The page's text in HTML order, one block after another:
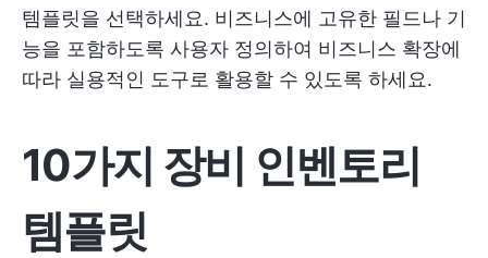
템플릿을 선택하세요. 비즈니스에 고유한 필드나 기
능을 포함하도록 사용자 정의하여 비즈니스 확장에
따라 실용적인 도구로 활용할 수 있도록 하세요.
10가지 장비 인벤토리
템플릿